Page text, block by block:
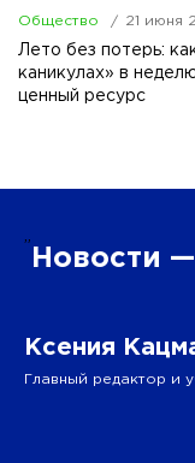
Общество 21 июня
Лето без потерь:
каникулах» в
ценный ресурс
” Новости
Ксения
Главный редактор и